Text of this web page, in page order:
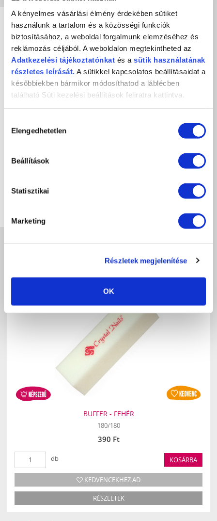
A kényelmes vásárlási élmény érdekében sütiket
használunk a tartalom és a közösségi funkciók
biztosításához, a weboldal forgalmunk elemzéséhez és
reklámozás céljából. A weboldalon megtekintheted az
Adatkezelési tájékoztatónkat és a sütik használatának
részletes leírását. A sütikkel kapcsolatos beállításaidat a
későbbiekben bármikor módosíthatod a láblécben
található Süti kezelési beállítások feliratra kattintva.
kiválasztása
Elengedhetetlen
Beállítások
Statisztikai
Marketing
Részletek megjelenítése
OK
db KOSÁRBA
NÉPSZERŰ
BUFFER - FEHÉR
180/180
390 Ft
db KOSÁRBA
KEDVENCEKHEZ AD
RÉSZLETEK